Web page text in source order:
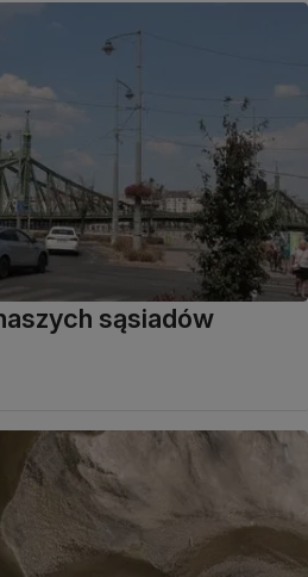
sąsiadów